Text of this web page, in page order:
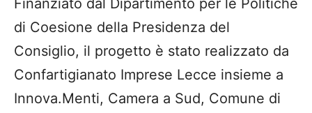
Finanziato dal Dipartimento per le Politiche
di Coesione della Presidenza del
Consiglio, il progetto è stato realizzato da
Confartigianato Imprese Lecce insieme a
Innova.Menti, Camera a Sud, Comune di